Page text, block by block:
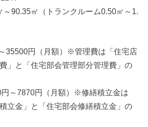
90.35㎡（トランクルーム0.50㎡～1.
35500円（月額）※管理費は「住宅店
」と「住宅部会管理部分管理費」の
～7870円（月額）※修繕積立金は
立金」と「住宅部会修繕積立金」の